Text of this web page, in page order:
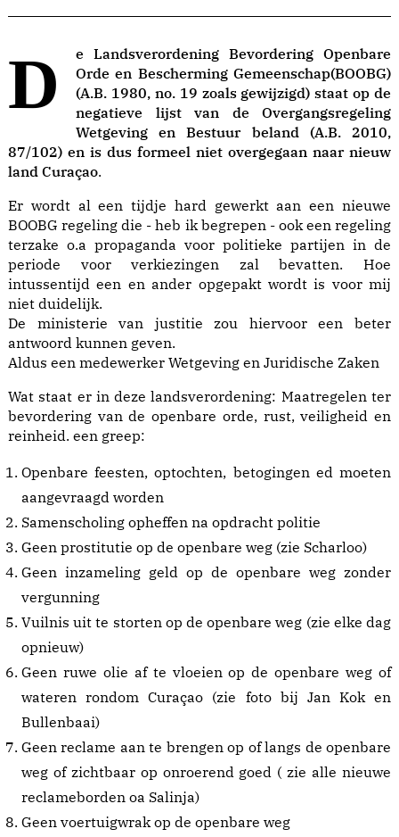
De Landsverordening Bevordering Openbare
Orde en Bescherming Gemeenschap(BOOBG)
(A.B. 1980, no. 19 zoals gewijzigd) staat op de
negatieve lijst van de Overgangsregeling
Wetgeving en Bestuur beland (A.B. 2010,
87/102) en is dus formeel niet overgegaan naar nieuw
land Curaçao.
Er wordt al een tijdje hard gewerkt aan een nieuwe
BOOBG regeling die - heb ik begrepen - ook een regeling
terzake o.a propaganda voor politieke partijen in de
periode voor verkiezingen zal bevatten. Hoe
intussentijd een en ander opgepakt wordt is voor mij
niet duidelijk.
De ministerie van justitie zou hiervoor een beter
antwoord kunnen geven.
Aldus een medewerker Wetgeving en Juridische Zaken
Wat staat er in deze landsverordening: Maatregelen ter
bevordering van de openbare orde, rust, veiligheid en
reinheid. een greep:
Openbare feesten, optochten, betogingen ed moeten
aangevraagd worden
Samenscholing opheffen na opdracht politie
Geen prostitutie op de openbare weg (zie Scharloo)
Geen inzameling geld op de openbare weg zonder
vergunning
Vuilnis uit te storten op de openbare weg (zie elke dag
opnieuw)
Geen ruwe olie af te vloeien op de openbare weg of
wateren rondom Curaçao (zie foto bij Jan Kok en
Bullenbaai)
Geen reclame aan te brengen op of langs de openbare
weg of zichtbaar op onroerend goed ( zie alle nieuwe
reclameborden oa Salinja)
Geen voertuigwrak op de openbare weg